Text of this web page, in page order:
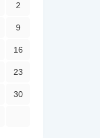
2
9
16
23
30